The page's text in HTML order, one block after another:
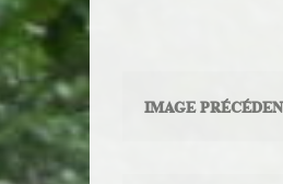
IMAGE